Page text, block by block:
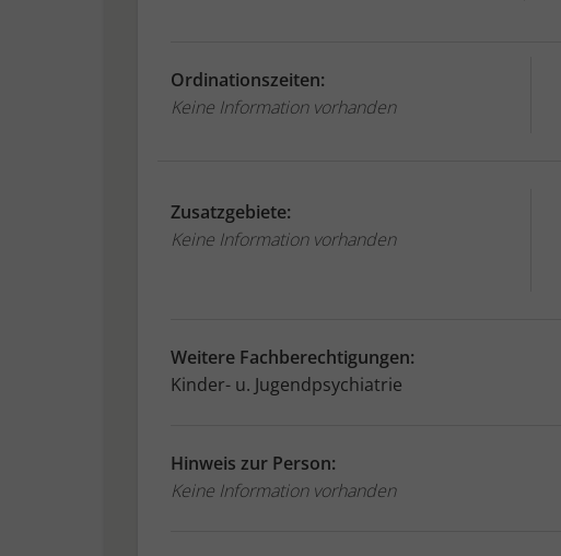
Ordinationszeiten:
Keine Information vorhanden
Zusatzgebiete:
Keine Information vorhanden
Weitere Fachberechtigungen:
Kinder- u. Jugendpsychiatrie
Hinweis zur Person:
Keine Information vorhanden